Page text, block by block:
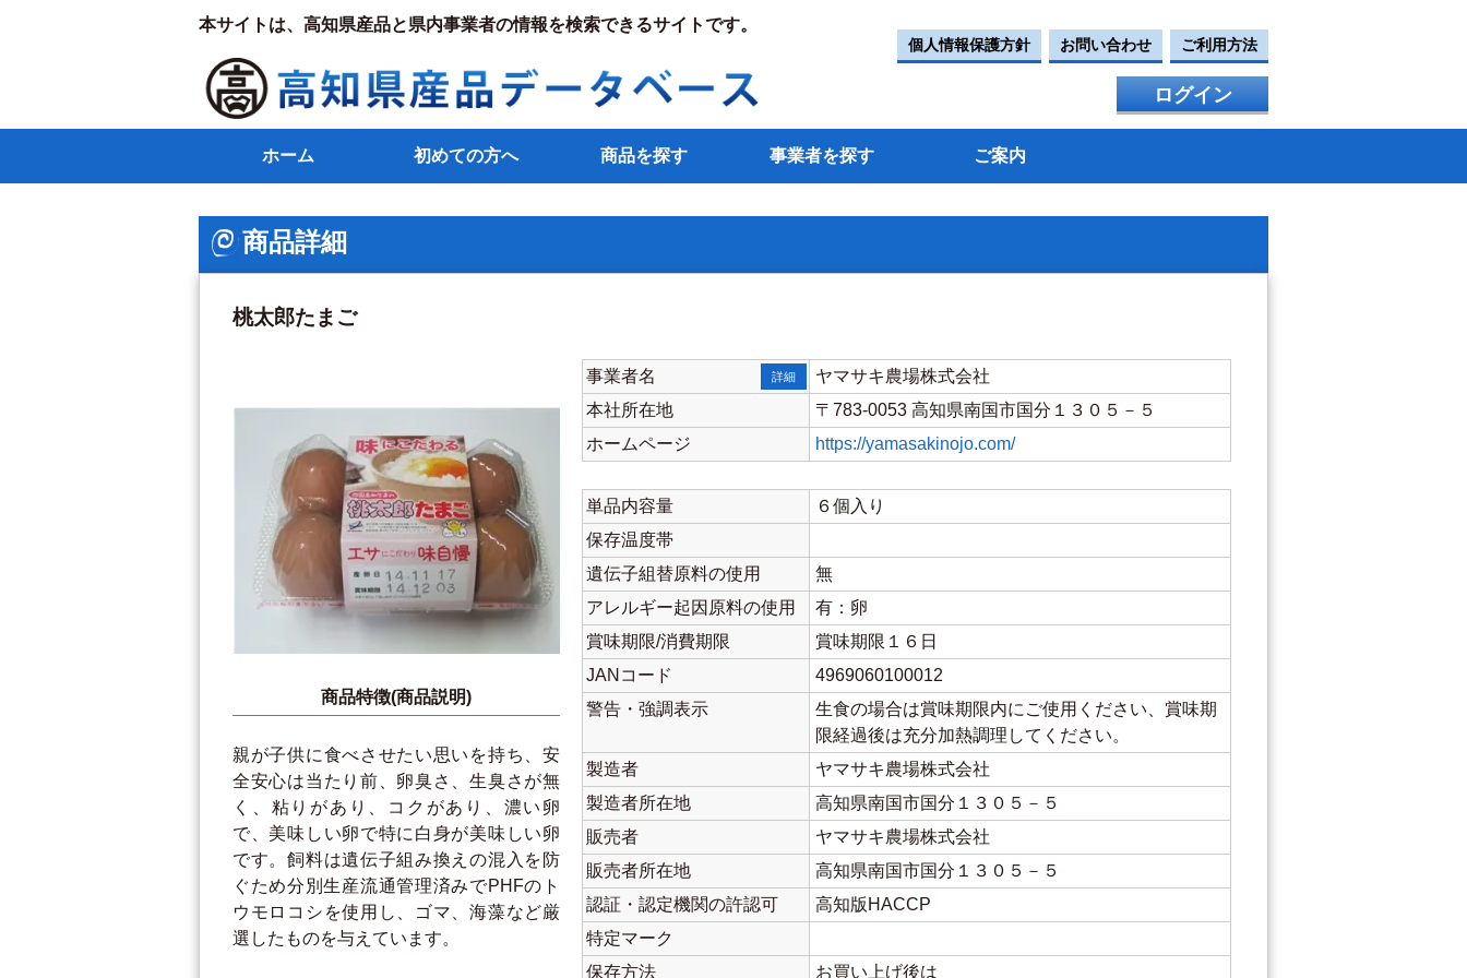
本サイトは、高知県産品と県内事業者の情報を検索できるサイトです。
個人情報保護方針 お問い合わせ ご利用方法
ログイン
ホーム 初めての方へ 商品を探す 事業者を探す ご案内
商品詳細
桃太郎たまご
商品特徴(商品説明)
親が子供に食べさせたい思いを持ち、安
全安心は当たり前、卵臭さ、生臭さが無
く、粘りがあり、コクがあり、濃い卵
で、美味しい卵で特に白身が美味しい卵
です。飼料は遺伝子組み換えの混入を防
ぐため分別生産流通管理済みでPHFのト
ウモロコシを使用し、ゴマ、海藻など厳
選したものを与えています。
事業者名 詳細
ヤマサキ農場株式会社
本社所在地
〒783-0053 高知県南国市国分１３０５－５
ホームページ
https://yamasakinojo.com/
単品内容量
６個入り
保存温度帯
遺伝子組替原料の使用
無
アレルギー起因原料の使用
有：卵
賞味期限/消費期限
賞味期限１６日
JANコード
4969060100012
警告・強調表示
生食の場合は賞味期限内にご使用ください、賞味期
限経過後は充分加熱調理してください。
製造者
ヤマサキ農場株式会社
製造者所在地
高知県南国市国分１３０５－５
販売者
ヤマサキ農場株式会社
販売者所在地
高知県南国市国分１３０５－５
認証・認定機関の許認可
高知版HACCP
特定マーク
保存方法
お買い上げ後は